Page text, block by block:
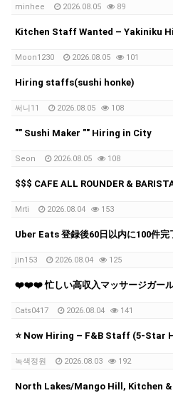
minhee 2026.08.05 89
Kitchen Staff Wanted – Yakiniku
Moon1230 2026.08.05 101
Hiring staffs(sushi honke)
써니11 2026.08.05 108
"" Sushi Maker "" Hiring in City
Seon 2026.08.05 108
$$$ CAFE ALL ROUNDER &
Mrti 2026.08.04 153
jin153 2026.08.04 125
❤️❤️❤️ 忙しい高収入マッサージガ
Cats0417 2026.08.04 141
⭐️ Now Hiring – F&B Staff (5-Star
녹색정원 2026.08.03 192